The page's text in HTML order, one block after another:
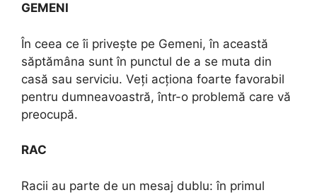
GEMENI
În ceea ce îi privește pe Gemeni, în această
săptămâna sunt în punctul de a se muta din
casă sau serviciu. Veți acționa foarte favorabil
pentru dumneavoastră, într-o problemă care vă
preocupă.
RAC
Racii au parte de un mesaj dublu: în primul